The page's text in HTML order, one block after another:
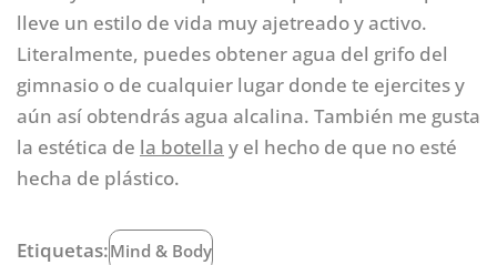
lleve un estilo de vida muy ajetreado y activo.
Literalmente, puedes obtener agua del grifo del
gimnasio o de cualquier lugar donde te ejercites y
aún así obtendrás agua alcalina. También me gusta
la estética de la botella y el hecho de que no esté
hecha de plástico.
Etiquetas:Mind & Body